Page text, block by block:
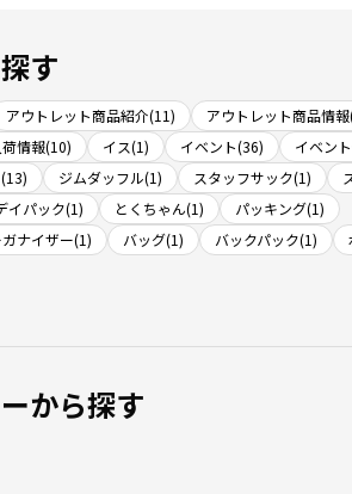
す
アウトレット商品紹介(11)
アウトレット商品情
情報(10)
イス(1) イベント(36)
イベン
ジムダッフル(1) スタッフサック(1)
イパック(1) とくちゃん(1)
パッキング(1)
ナイザー(1)
バッグ(1) バックパック(1)
から探す